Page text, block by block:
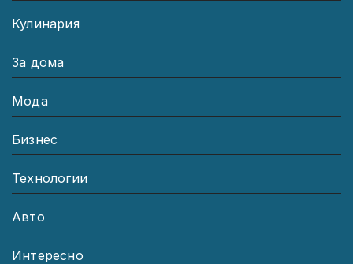
Кулинария
За дома
Мода
Бизнес
Технологии
Авто
Интересно